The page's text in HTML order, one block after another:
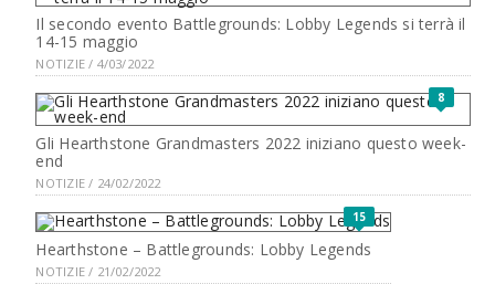
Il secondo evento Battlegrounds: Lobby Legends si terrà il
14-15 maggio
NOTIZIE / 4/03/2022
8
Gli Hearthstone Grandmasters 2022 iniziano questo week-
end
NOTIZIE / 24/02/2022
15
Hearthstone – Battlegrounds: Lobby Legends
NOTIZIE / 21/02/2022